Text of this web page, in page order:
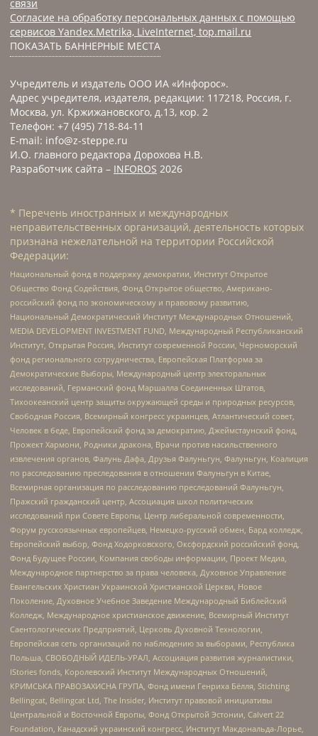
связи
Согласие на обработку персональных данных с помощью
сервисов Yandex.Metrika, LiveInternet, top.mail.ru
ПОКАЗАТЬ БАННЕРНЫЕ МЕСТА
Учредитель и издатель ООО ИА «Инфорос».
Адрес учредителя, издателя, редакции: 117218, Россия, г.
Москва, ул. Кржижановского, д.13, кор. 2
Телефон: +7 (495) 718-84-11
E-mail: info@z-steppe.ru
И.О. главного редактора Дорохова Н.В.
Разработчик сайта – INFOROS 2026
* Перечень иностранных и международных
неправительственных организаций, деятельность которых
признана нежелательной на территории Российской
Федерации:
Национальный фонд в поддержку демократии, Институт Открытое
Общество Фонд Содействия, Фонд Открытое общество, Американо-
российский фонд по экономическому и правовому развитию,
Национальный Демократический Институт Международных Отношений,
MEDIA DEVELOPMENT INVESTMENT FUND, Международный Республиканский
Институт, Открытая Россия, Институт современной России, Черноморский
фонд регионального сотрудничества, Европейская Платформа за
Демократические Выборы, Международный центр электоральных
исследований, Германский фонд Маршалла Соединенных Штатов,
Тихоокеанский центр защиты окружающей среды и природных ресурсов,
Свободная Россия, Всемирный конгресс украинцев, Атлантический совет,
Человек в беде, Европейский фонд за демократию, Джеймстаунский фонд,
Прожект Хармони, Родники дракона, Врачи против насильственного
извлечения органов, Фалунь Дафа, Друзья Фалуньгун, Фалуньгун, Коалиция
по расследованию преследования в отношении Фалуньгун в Китае,
Всемирная организация по расследованию преследований Фалуньгун,
Пражский гражданский центр, Ассоциация школ политических
исследований при Совете Европы, Центр либеральной современности,
Форум русскоязычных европейцев, Немецко-русский обмен, Бард колледж,
Европейский выбор, Фонд Ходорковского, Оксфордский российский фонд,
Фонд Будущее России, Компания свободы информации, Проект Медиа,
Международное партнерство за права человека, Духовное Управление
Евангельских Христиан Украинской Христианской Церкви, Новое
Поколение, Духовное Учебное Заведение Международный Библейский
Колледж, Международное христианское движение, Всемирный Институт
Саентологических Предприятий, Церковь Духовной Технологии,
Европейская сеть организаций по наблюдению за выборами, Республика
Польша, СВОБОДНЫЙ ИДЕЛЬ-УРАЛ, Ассоциация развития журналистики,
IStories fonds, Королевский Институт Международных Отношений,
КРИМСЬКА ПРАВОЗАХИСНА ГРУПА, Фонд имени Генриха Бёлля, Stichting
Bellingcat, Bellingcat Ltd, The Insider, Институт правовой инициативы
Центральной и Восточной Европы, Фонд Открытой Эстонии, Calvert 22
Foundation, Канадский украинский конгресс, Институт Макдональда-Лорье,